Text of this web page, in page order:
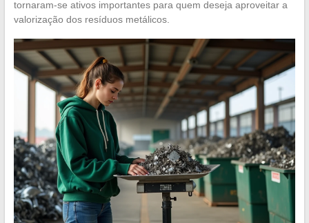
tornaram-se ativos importantes para quem deseja aproveitar a
valorização dos resíduos metálicos.